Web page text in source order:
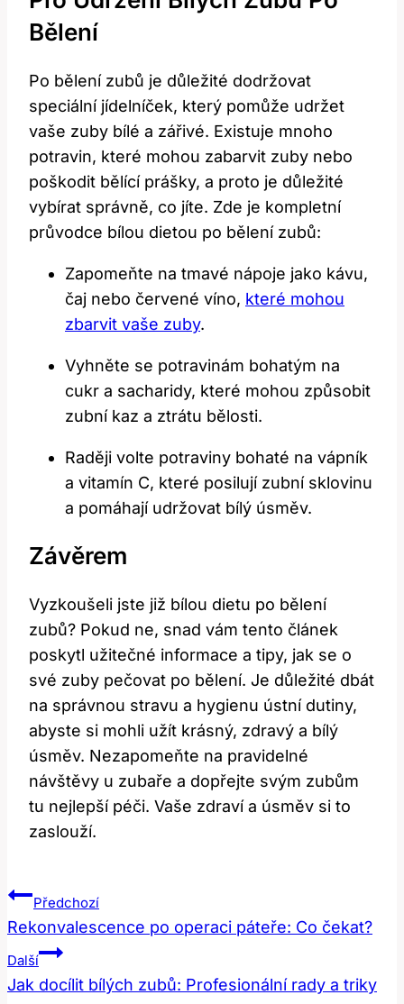
Bělení
Po bělení zubů je důležité dodržovat
speciální jídelníček, který pomůže udržet
vaše zuby bílé a zářivé. Existuje mnoho
potravin, které mohou zabarvit zuby nebo
poškodit bělící prášky, a proto je důležité
vybírat správně, co jíte. Zde je kompletní
průvodce bílou dietou po bělení zubů:
Zapomeňte na tmavé nápoje jako kávu,
čaj nebo červené víno, které mohou
zbarvit vaše zuby.
Vyhněte se potravinám bohatým na
cukr a sacharidy, které mohou způsobit
zubní kaz a ztrátu bělosti.
Raději volte potraviny bohaté na vápník
a vitamín C, které posilují zubní sklovinu
a pomáhají udržovat bílý úsměv.
Závěrem
Vyzkoušeli jste již bílou dietu po bělení
zubů? Pokud ne, snad vám tento článek
poskytl užitečné informace a tipy, jak se o
své zuby pečovat po bělení. Je důležité dbát
na správnou stravu a hygienu ústní dutiny,
abyste si mohli užít krásný, zdravý a bílý
úsměv. Nezapomeňte na pravidelné
návštěvy u zubaře a dopřejte svým zubům
tu nejlepší péči. Vaše zdraví a úsměv si to
zaslouží.
Navigace
Pro
Příspěvek
Předchozí
Rekonvalescence po operaci páteře: Co čekat?
Další
Jak docílit bílých zubů: Profesionální rady a triky